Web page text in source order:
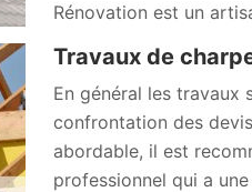
Rénovation est un
Travaux de
En général les travaux
confrontation des
abordable, il est
professionnel qui a